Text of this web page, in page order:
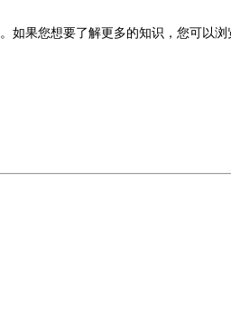
如果您想要了解更多的知识，您可以